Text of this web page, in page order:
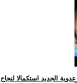
الجديد استكمالا لنجاح